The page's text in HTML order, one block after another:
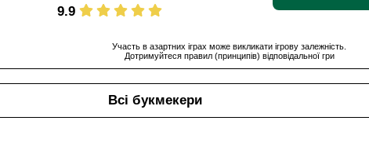
9.9
Участь в азартних іграх може викликати ігрову залежність.
Дотримуйтеся правил (принципів) відповідальної гри
Всі букмекери